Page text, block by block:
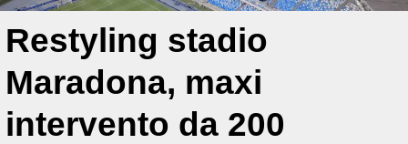
Restyling stadio
Maradona, maxi
intervento da 200